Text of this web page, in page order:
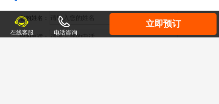
您的姓名：
您的电话：
在线客服 电话咨询
立即预订